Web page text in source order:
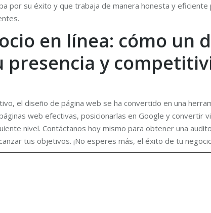
por su éxito y que trabaja de manera honesta y eficiente
en línea: cómo un
presencia y
el diseño de página web se ha convertido en una
web efectivas, posicionarlas en Google y convertir
nivel. Contáctanos hoy mismo para obtener una
tus objetivos. ¡No esperes más, el éxito de tu